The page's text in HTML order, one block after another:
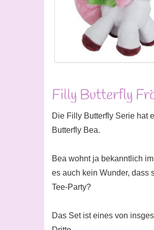
Filly Butterfly
Die Filly Butterfly Serie hat
Butterfly Bea.
Bea wohnt ja bekanntlich
es auch kein Wunder, dass
Tee-Party?
Das Set ist eines von